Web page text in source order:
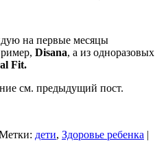
на первые месяцы
Disana, а из одноразовых
Fit.
см. предыдущий пост.
дети, Здоровье ребенка |